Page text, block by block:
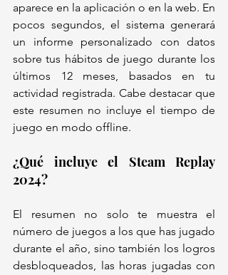
aparece en la aplicación o en la web. En
pocos segundos, el sistema generará
un informe personalizado con datos
sobre tus hábitos de juego durante los
últimos 12 meses, basados en tu
actividad registrada. Cabe destacar que
este resumen no incluye el tiempo de
juego en modo offline.
¿Qué incluye el Steam Replay
2024?
El resumen no solo te muestra el
número de juegos a los que has jugado
durante el año, sino también los logros
desbloqueados, las horas jugadas con